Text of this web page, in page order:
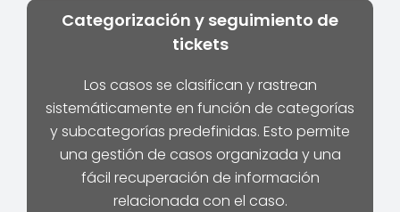
Categorización y seguimiento de
tickets
Los casos se clasifican y rastrean
sistemáticamente en función de categorías
y subcategorías predefinidas. Esto permite
una gestión de casos organizada y una
fácil recuperación de información
relacionada con el caso.